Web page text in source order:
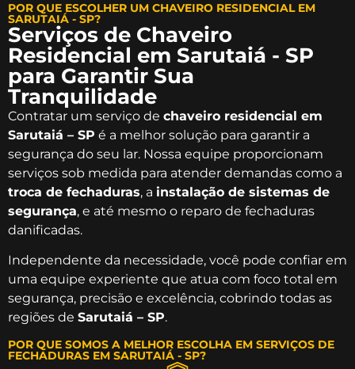
POR QUE ESCOLHER UM CHAVEIRO RESIDENCIAL EM
SARUTAIÁ - SP?
Serviços de Chaveiro
Residencial em Sarutaiá - SP
para Garantir Sua
Tranquilidade
Contratar um serviço de chaveiro residencial em
Sarutaiá – SP é a melhor solução para garantir a
segurança do seu lar. Nossa equipe proporcionam
serviços sob medida para atender demandas como a
troca de fechaduras, a instalação de sistemas de
segurança, e até mesmo o reparo de fechaduras
danificadas.
Independente da necessidade, você pode confiar em
uma equipe experiente que atua com foco total em
segurança, precisão e excelência, cobrindo todas as
regiões de Sarutaiá – SP.
POR QUE SOMOS A MELHOR ESCOLHA EM SERVIÇOS DE
FECHADURAS EM SARUTAIÁ - SP?